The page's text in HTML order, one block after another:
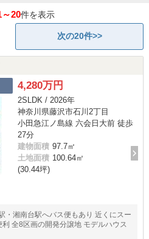
～20件を表示
次の20件>>
4,280万円
2SLDK / 2026年
神奈川県藤沢市石川2丁目
小田急江ノ島線 六会日大前 徒歩
27分
建物面積 97.7㎡
土地面積 100.64㎡
(30.44坪)
・湘南台駅へバス便もあり 近くにスー
全8区画の開発分譲地 モデルハウス